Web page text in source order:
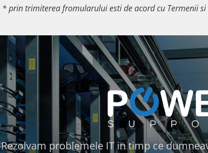
* prin trimiterea fromularului esti de acord cu Termenii
Rezolvam problemele IT in timp ce